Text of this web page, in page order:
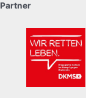
Partner